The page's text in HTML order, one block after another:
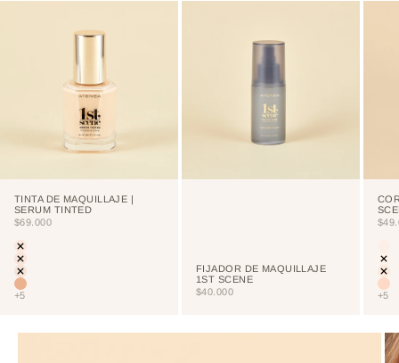
TINTA DE MAQUILLAJE |
SERUM TINTED
PRECIO DE OFERTA
$69.000
Color
LIGHT
PORCELAIN
CREAM
VAINILLA
+5
FIJADOR DE MAQUILLAJE
1ST SCENE
PRECIO DE OFERTA
$40.000 +5